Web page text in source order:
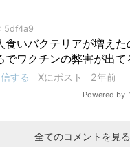
全てのコメントを見る